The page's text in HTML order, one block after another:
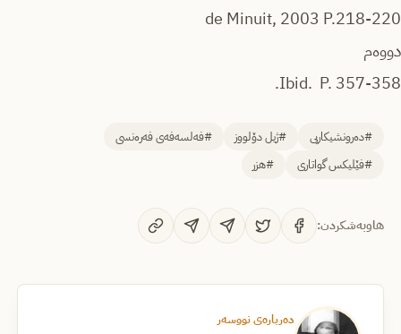
de Minuit, 2003 P.218-220
Ibid. P. 357-358.
#دەرونشیکاریی #ژیل دۆلووز
#فەلسەفەی فەرەنسی
#فێلیکس گواتاری
#هزر
هاوبەشکردن:
دەربارەی نووسەر